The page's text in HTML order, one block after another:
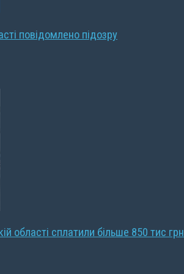
повідомлено підозру
області сплатили більше 850 тис грн